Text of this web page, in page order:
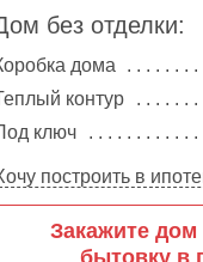
без отделки:
дома
контур
ключ
построить в
Закажите дом
бытовку в